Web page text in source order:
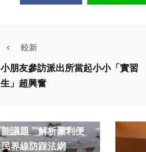
較新
小朋友參訪派出所當起小小「實習
生」超興奮
能議題 解析圖利便
民界線防踩法網